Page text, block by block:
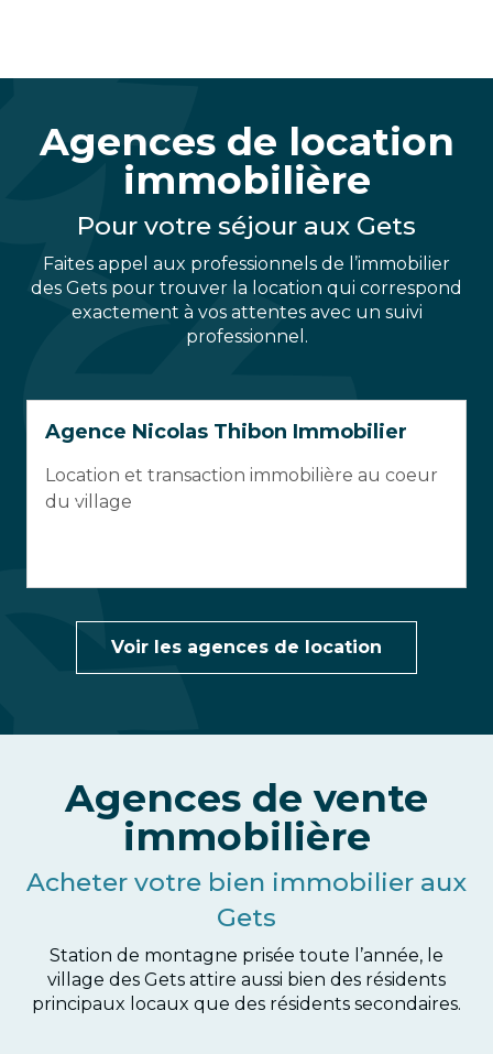
Agences de location
immobilière
Pour votre séjour aux Gets
Faites appel aux professionnels de l’immobilier
des Gets pour trouver la location qui correspond
exactement à vos attentes avec un suivi
professionnel.
Agence Nicolas Thibon Immobilier
Location et transaction immobilière au coeur
du village
Voir les agences de location
Agences de vente
immobilière
Acheter votre bien immobilier aux
Gets
Station de montagne prisée toute l’année, le
village des Gets attire aussi bien des résidents
principaux locaux que des résidents secondaires.